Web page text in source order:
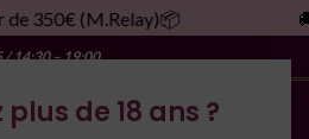
de 18 ans ?
350€ (M.Relay)📦
/ 14:30 – 19:00